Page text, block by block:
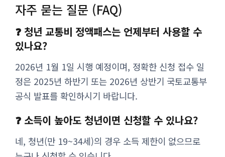
자주 묻는 질문 (FAQ)
❓ 청년 교통비 정액패스는 언제부터 사용할 수
있나요?
2026년 1월 1일 시행 예정이며, 정확한 신청 접수 일
정은 2025년 하반기 또는 2026년 상반기 국토교통부
공식 발표를 확인하시기 바랍니다.
❓ 소득이 높아도 청년이면 신청할 수 있나요?
네, 청년(만 19~34세)의 경우 소득 제한이 없으므로